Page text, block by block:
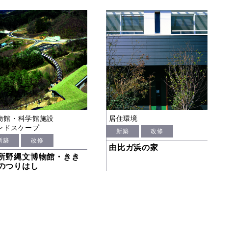
館・科学館施設
ドスケープ
築 改修
野縄文博物館・きき
つりはし
居住環境
新築 改修
由比ガ浜の家